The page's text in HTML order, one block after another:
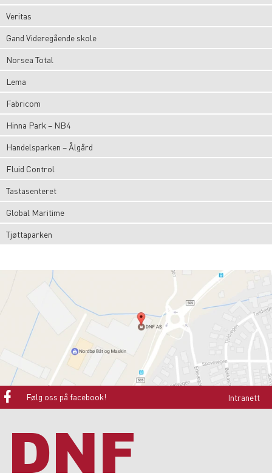
Veritas
Gand Videregående skole
Norsea Total
Lema
Fabricom
Hinna Park – NB4
Handelsparken – Ålgård
Fluid Control
Tastasenteret
Global Maritime
Tjøttaparken
Følg oss på facebook!